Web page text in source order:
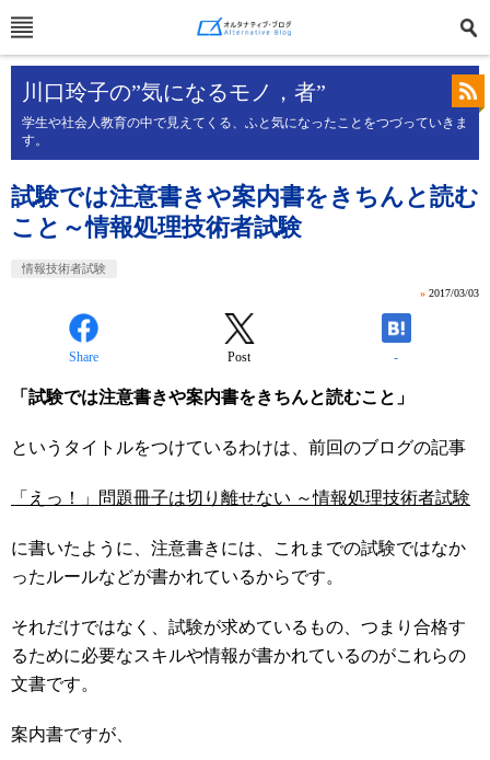
川口玲子の”気になるモノ，者”
学生や社会人教育の中で見えてくる、ふと気になったことをつづっていきま
す。
試験では注意書きや案内書をきちんと読む
こと～情報処理技術者試験
情報技術者試験
» 2017/03/03
Share Post -
「試験では注意書きや案内書をきちんと読むこと」
というタイトルをつけているわけは、前回のブログの記事
「えっ！」問題冊子は切り離せない ～情報処理技術者試験
に書いたように、注意書きには、これまでの試験ではなか
ったルールなどが書かれているからです。
それだけではなく、試験が求めているもの、つまり合格す
るために必要なスキルや情報が書かれているのがこれらの
文書です。
案内書ですが、